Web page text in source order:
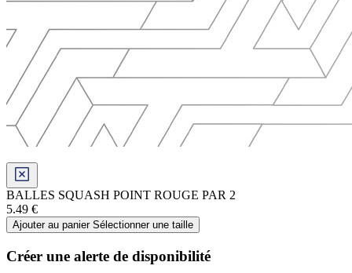
BALLES SQUASH POINT ROUGE PAR 2
5.49 €
Ajouter au panier Sélectionner une taille
Créer une alerte de disponibilité